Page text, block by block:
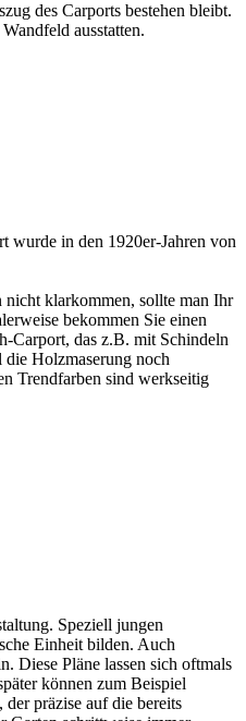
des Carports bestehen bleibt.
ausstatten.
wurde in den 1920er-Jahren von
nicht klarkommen, sollte man Ihr
bekommen Sie einen
Carport, das z.B. mit Schindeln
die Holzmaserung noch
Trendfarben sind werkseitig
Speziell jungen
Einheit bilden. Auch
Diese Pläne lassen sich oftmals
können zum Beispiel
präzise auf die bereits